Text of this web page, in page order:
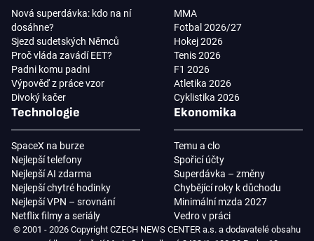
Nová superdávka: kdo na ní
dosáhne?
Sjezd sudetských Němců
Proč vláda zavádí EET?
Padni komu padni
Výpověď z práce vzor
Divoký kačer
MMA
Fotbal 2026/27
Hokej 2026
Tenis 2026
F1 2026
Atletika 2026
Cyklistika 2026
Technologie
SpaceX na burze
Nejlepší telefony
Nejlepší AI zdarma
Nejlepší chytré hodinky
Nejlepší VPN – srovnání
Netflix filmy a seriály
Ekonomika
Temu a clo
Spořicí účty
Superdávka – změny
Chybějící roky k důchodu
Minimální mzda 2027
Vedro v práci
© 2001 - 2026 Copyright CZECH NEWS CENTER a.s. a dodavatelé obsahu